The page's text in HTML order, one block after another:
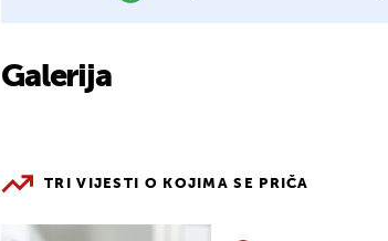
Galerija
TRI VIJESTI O KOJIMA SE PRIČA